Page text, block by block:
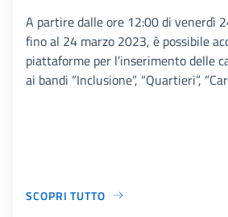
A partire dalle ore 12:00 di venerdì
fino al 24 marzo 2023, è possibile
piattaforme per l’inserimento delle
ai bandi “Inclusione”, “Quartieri”,
SCOPRI TUTTO